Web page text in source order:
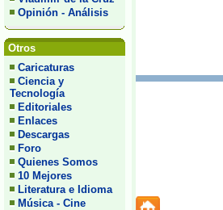
Opinión - Análisis
Otros
Caricaturas
Ciencia y
Tecnología
Editoriales
Enlaces
Descargas
Foro
Quienes Somos
10 Mejores
Literatura e Idioma
Música - Cine